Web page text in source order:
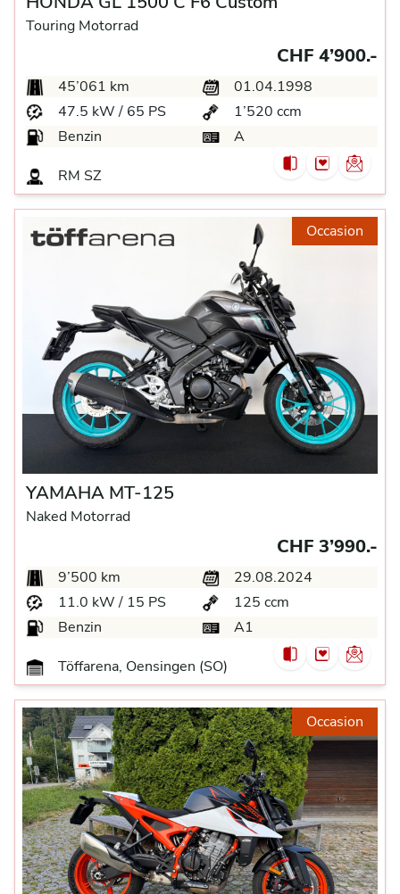
Touring Motorrad
CHF 4’900.-
45’061 km
01.04.1998
47.5 kW / 65 PS
1’520 ccm
Benzin
A
RM SZ
Occasion
YAMAHA MT-125
Naked Motorrad
CHF 3’990.-
9’500 km
29.08.2024
11.0 kW / 15 PS
125 ccm
Benzin
A1
Töffarena, Oensingen (SO)
Occasion